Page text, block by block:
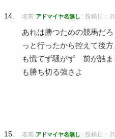
名前:アドマイヤ名無し : 投稿日：
あれは勝つための競馬だ
っと行ったから控えて後
も慌てず騒がず 前が詰ま
も勝ち切る強さよ
名前:アドマイヤ名無し : 投稿日：